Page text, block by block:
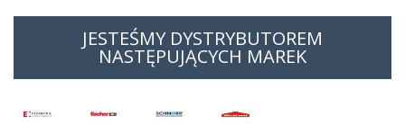
JESTEŚMY DYSTRYBUTOREM
NASTĘPUJĄCYCH MAREK